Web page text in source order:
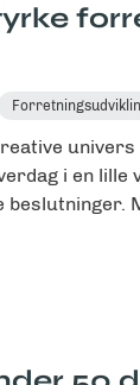
i en lille